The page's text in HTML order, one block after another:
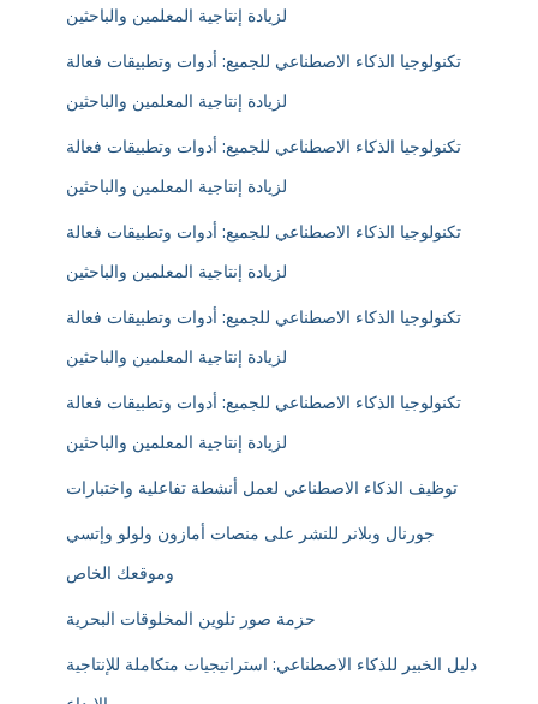
لزيادة إنتاجية المعلمين والباحثين
تكنولوجيا الذكاء الاصطناعي للجميع: أدوات وتطبيقات فعالة
لزيادة إنتاجية المعلمين والباحثين
تكنولوجيا الذكاء الاصطناعي للجميع: أدوات وتطبيقات فعالة
لزيادة إنتاجية المعلمين والباحثين
تكنولوجيا الذكاء الاصطناعي للجميع: أدوات وتطبيقات فعالة
لزيادة إنتاجية المعلمين والباحثين
تكنولوجيا الذكاء الاصطناعي للجميع: أدوات وتطبيقات فعالة
لزيادة إنتاجية المعلمين والباحثين
تكنولوجيا الذكاء الاصطناعي للجميع: أدوات وتطبيقات فعالة
لزيادة إنتاجية المعلمين والباحثين
توظيف الذكاء الاصطناعي لعمل أنشطة تفاعلية واختبارات
جورنال وبلانر للنشر على منصات أمازون ولولو وإتسي
وموقعك الخاص
حزمة صور تلوين المخلوقات البحرية
دليل الخبير للذكاء الاصطناعي: استراتيجيات متكاملة للإنتاجية